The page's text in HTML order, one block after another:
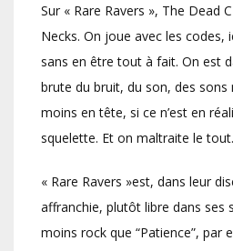
Sur « Rare Ravers », The Dead
Necks. On joue avec les codes,
sans en être tout à fait. On est
brute du bruit, du son, des sons
moins en tête, si ce n’est en
squelette. Et on maltraite le
« Rare Ravers »est, dans leur
affranchie, plutôt libre dans ses
moins rock que “Patience”, par